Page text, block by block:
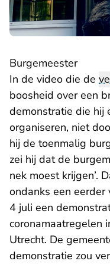
Burgemeester
In de video die de
boosheid over een
demonstratie die hij
organiseren, niet
hij de toenmalig
zei hij dat de
nek moest krijgen’.
ondanks een
4 juli een
coronamaatregelen
Utrecht. De
demonstratie zou